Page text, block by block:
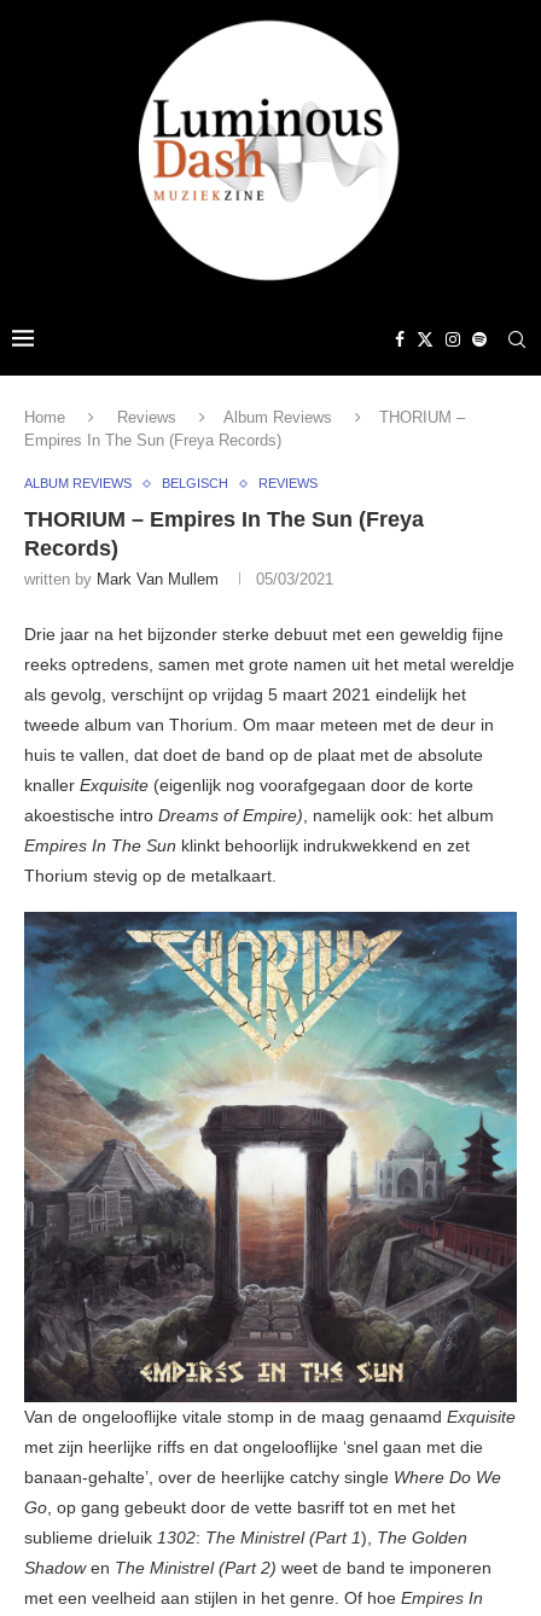
Home Reviews Album Reviews
THORIUM –
Empires In The Sun (Freya Records)
ALBUM REVIEWS BELGISCH REVIEWS
THORIUM – Empires In The Sun (Freya
Records)
written by Mark Van Mullem 05/03/2021
Drie jaar na het bijzonder sterke debuut met een geweldig fijne
reeks optredens, samen met grote namen uit het metal wereldje
als gevolg, verschijnt op vrijdag 5 maart 2021 eindelijk het
tweede album van Thorium. Om maar meteen met de deur in
huis te vallen, dat doet de band op de plaat met de absolute
knaller Exquisite (eigenlijk nog voorafgegaan door de korte
akoestische intro Dreams of Empire), namelijk ook: het album
Empires In The Sun klinkt behoorlijk indrukwekkend en zet
Thorium stevig op de metalkaart.
Van de ongelooflijke vitale stomp in de maag genaamd Exquisite
met zijn heerlijke riffs en dat ongelooflijke ‘snel gaan met die
banaan-gehalte’, over de heerlijke catchy single Where Do We
Go , op gang gebeukt door de vette basriff tot en met het
sublieme drieluik 1302: The Ministrel (Part 1), The Golden
Shadowen The Ministrel (Part 2) weet de band te imponeren
met een veelheid aan stijlen in het genre. Of hoe Empires In